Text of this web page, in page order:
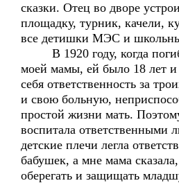
сказки. Отец во дворе
площадку, турник, качели,
все детишки МЭС и
В 1920 году, когда погиб
моей мамы, ей было 18 лет и
себя ответственность за
и свою больную,
простой жизни мать.
воспитала ответственными
детские плечи легла
бабушек, а мне мама
оберегать и защищать